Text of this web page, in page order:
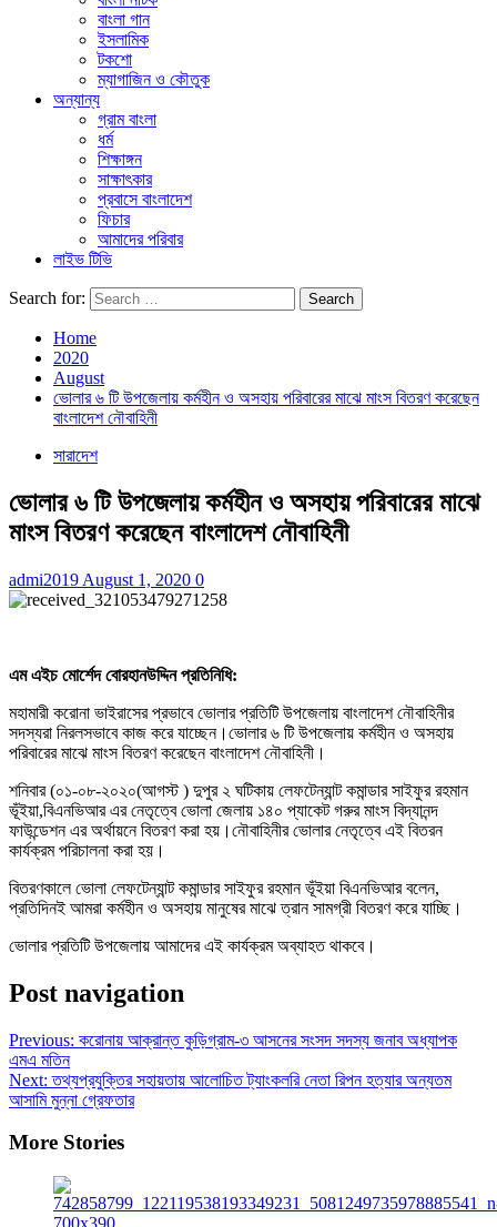
বাংলা গান
ইসলামিক
টকশো
ম্যাগাজিন ও কৌতুক
অন্যান্য
গ্রাম বাংলা
ধর্ম
শিক্ষাঙ্গন
সাক্ষাৎকার
প্রবাসে বাংলাদেশ
ফিচার
আমাদের পরিবার
লাইভ টিভি
Search for:
Home
2020
August
ভোলার ৬ টি উপজেলায় কর্মহীন ও অসহায় পরিবারের মাঝে মাংস বিতরণ করেছেন
বাংলাদেশ নৌবাহিনী
সারাদেশ
ভোলার ৬ টি উপজেলায় কর্মহীন ও অসহায় পরিবারের মাঝে
মাংস বিতরণ করেছেন বাংলাদেশ নৌবাহিনী
admi2019 August 1, 2020 0
এম এইচ মোর্শেদ বোরহানউদ্দিন প্রতিনিধি:
মহামারী করোনা ভাইরাসের প্রভাবে ভোলার প্রতিটি উপজেলায় বাংলাদেশ নৌবাহিনীর
সদস্যরা নিরলসভাবে কাজ করে যাচ্ছেন।ভোলার ৬ টি উপজেলায় কর্মহীন ও অসহায়
পরিবারের মাঝে মাংস বিতরণ করেছেন বাংলাদেশ নৌবাহিনী।
শনিবার (০১-০৮-২০২০(আগস্ট ) দুপুর ২ ঘটিকায় লেফটেন্যান্ট কমান্ডার সাইফুর রহমান
ভূঁইয়া,বিএনভিআর এর নেতৃত্বে ভোলা জেলায় ১৪০ প্যাকেট গরুর মাংস বিদ্যানন্দ
ফাউন্ডেশন এর অর্থায়নে বিতরণ করা হয়।নৌবাহিনীর ভোলার নেতৃত্বে এই বিতরন
কার্যক্রম পরিচালনা করা হয়।
বিতরণকালে ভোলা লেফটেন্যান্ট কমান্ডার সাইফুর রহমান ভূঁইয়া বিএনভিআর বলেন,
প্রতিদিনই আমরা কর্মহীন ও অসহায় মানুষের মাঝে ত্রান সামগ্রী বিতরণ করে যাচ্ছি।
ভোলার প্রতিটি উপজেলায় আমাদের এই কার্যক্রম অব্যাহত থাকবে।
Post navigation
Previous: করোনায় আক্রান্ত কুড়িগ্রাম-৩ আসনের সংসদ সদস্য জনাব অধ্যাপক
এমএ মতিন
Next:তথ্যপ্রযুক্তির সহায়তায় আলোচিত ট্যাংকলরি নেতা রিপন হত্যার অন্যতম
আসামি মুন্না গ্রেফতার
More Stories